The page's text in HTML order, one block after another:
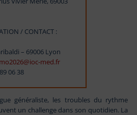
/ CONTACT :
– 69006 Lyon
med.fr
06 38
généraliste, les troubles du rythme
un challenge dans son quotidien. La